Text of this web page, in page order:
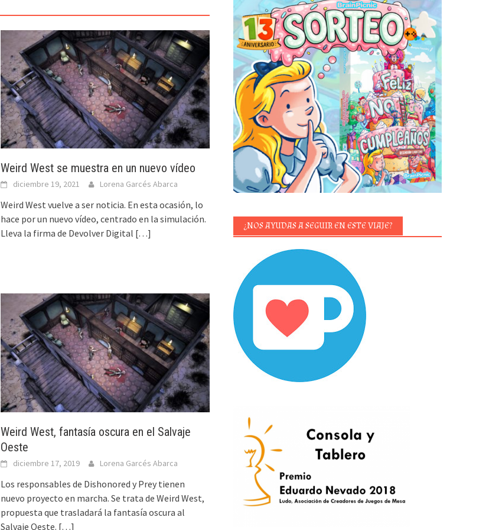
Weird West se muestra en un nuevo vídeo
diciembre 19, 2021 Lorena Garcés Abarca
Weird West vuelve a ser noticia. En esta ocasión, lo
hace por un nuevo vídeo, centrado en la simulación.
Lleva la firma de Devolver Digital […]
Weird West, fantasía oscura en el Salvaje
Oeste
diciembre 17, 2019 Lorena Garcés Abarca
Los responsables de Dishonored y Prey tienen
nuevo proyecto en marcha. Se trata de Weird West,
propuesta que trasladará la fantasía oscura al
Salvaje Oeste. […]
¿NOS AYUDAS A SEGUIR EN ESTE VIAJE?